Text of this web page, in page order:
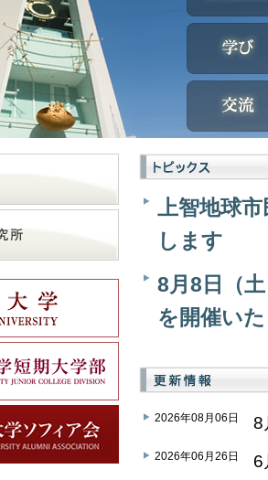
上智地球
します
8月8日（
を開催い
2026年08月06日 8
2026年06月26日 6